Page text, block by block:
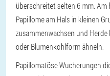
überschreitet selten 6 mm.
Papillome am Hals in kleinen
zusammenwachsen und
oder Blumenkohlform ähneln.
Papillomatöse Wucherungen